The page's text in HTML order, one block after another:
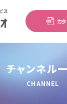
カ
チャンネル
CHANNEL